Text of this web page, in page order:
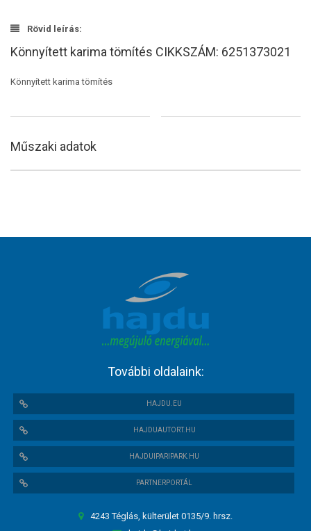
Rövid leírás:
Könnyített karima tömítés CIKKSZÁM: 6251373021
Könnyített karima tömítés
Műszaki adatok
További oldalaink:
HAJDU.EU
HAJDUAUTORT.HU
HAJDUIPARIPARK.HU
PARTNERPORTÁL
4243 Téglás, külterület 0135/9. hrsz.